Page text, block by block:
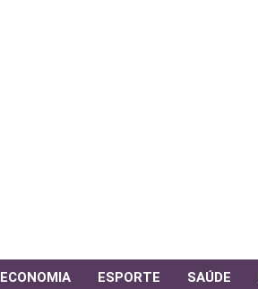
ECONOMIA ESPORTE SAÚDE